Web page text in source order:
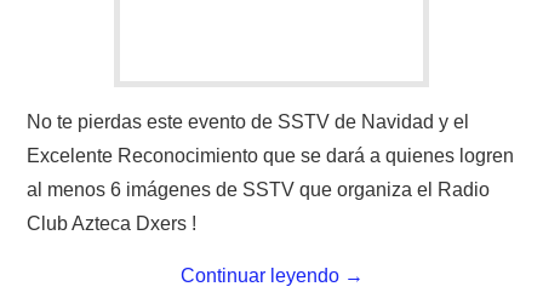
MIEMBROS ORIGINALES
MODOS DIGITALES
No te pierdas este evento de SSTV de Navidad y el
Excelente Reconocimiento que se dará a quienes logren
al menos 6 imágenes de SSTV que organiza el Radio
Club Azteca Dxers !
Continuar leyendo →